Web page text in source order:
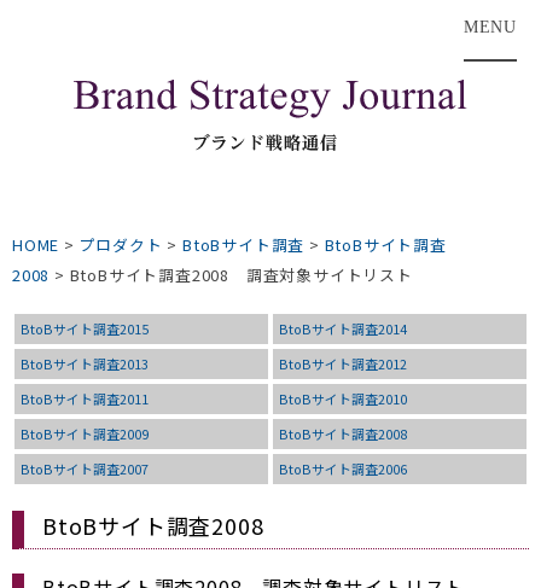
MENU
HOME > プロダクト >BtoBサイト調査 > BtoBサイト調査
2008 > BtoBサイト調査2008 調査対象サイトリスト
BtoBサイト調査2015
BtoBサイト調査2014
BtoBサイト調査2013
BtoBサイト調査2012
BtoBサイト調査2011
BtoBサイト調査2010
BtoBサイト調査2009
BtoBサイト調査2008
BtoBサイト調査2007
BtoBサイト調査2006
BtoBサイト調査2008